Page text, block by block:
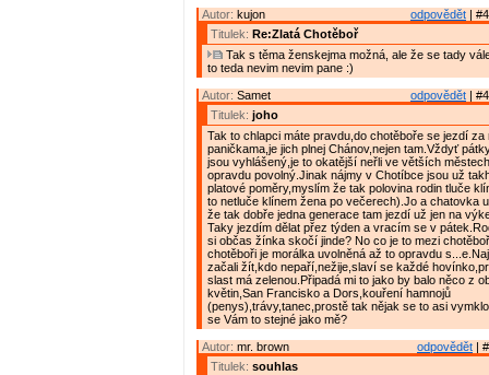
odpovědět |
Autor: kujon
Titulek: Re:Zlatá Chotěboř
Tak s těma ženskejma možná, ale že se tady
to teda nevim nevim pane :)
odpovědět |
Autor: Samet
Titulek: joho
Tak to chlapci máte pravdu,do chotěboře se jezdí za
paničkama,je jich plnej Chánov,nejen tam.Vždyť
jsou vyhlášený,je to okatější neřli ve větších
opravdu povolný.Jinak nájmy v Chotíbce jsou už
platové poměry,myslím že tak polovina rodin tluče
to netluče klínem žena po večerech).Jo a chatovka
že tak dobře jedna generace tam jezdí už jen na
Taky jezdím dělat přez týden a vracím se v
si občas žínka skočí jinde? No co je to mezi
chotěboři je morálka uvolněná až to opravdu
začali žít,kdo nepaří,nežije,slaví se každé
slast má zelenou.Připadá mi to jako by balo něco z
květin,San Francisko a Dors,kouření hamnojů
(penys),trávy,tanec,prostě tak nějak se to asi
se Vám to stejné jako mě?
odpovědět |
Autor: mr. brown
Titulek: souhlas